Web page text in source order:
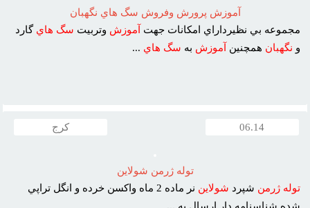
آموزش پرورش وفروش سگ هاي نگهبان
مجموعه بي نظيرداراي امکانات جهت
آموزش وتربيت سگ هاي گارد
و نگهبان همچنين آموزش به سگ هاي ...
06.14 کرج
توله ژرمن شولاين
توله ژرمن شپرد شولاين
نر ماده 2 ماه واکسن خرده و انگل تراپي